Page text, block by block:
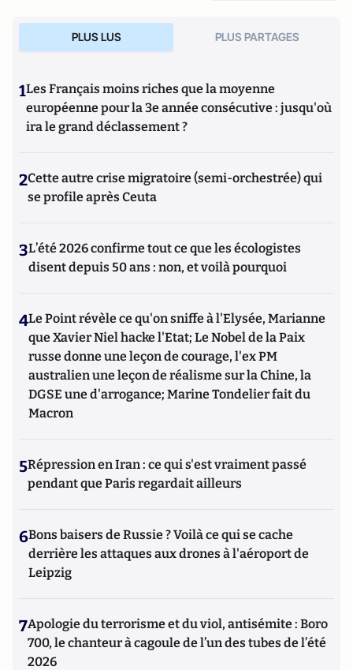
PLUS LUS PLUS PARTAGES
1Les Français moins riches que la moyenne
européenne pour la 3e année consécutive : jusqu'où
ira le grand déclassement ?
2Cette autre crise migratoire (semi-orchestrée) qui
se profile après Ceuta
3L’été 2026 confirme tout ce que les écologistes
disent depuis 50 ans : non, et voilà pourquoi
4Le Point révèle ce qu'on sniffe à l'Elysée, Marianne
que Xavier Niel hacke l'Etat; Le Nobel de la Paix
russe donne une leçon de courage, l'ex PM
australien une leçon de réalisme sur la Chine, la
DGSE une d'arrogance; Marine Tondelier fait du
Macron
5Répression en Iran : ce qui s'est vraiment passé
pendant que Paris regardait ailleurs
6Bons baisers de Russie ? Voilà ce qui se cache
derrière les attaques aux drones à l'aéroport de
Leipzig
7Apologie du terrorisme et du viol, antisémite : Boro
700, le chanteur à cagoule de l’un des tubes de l’été
2026